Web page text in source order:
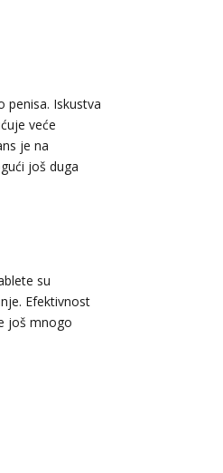
penisa. Iskustva
veće
je na
još duga
su
Efektivnost
još mnogo